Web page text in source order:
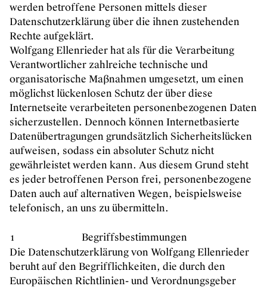
werden betroffene Personen mittels dieser
Datenschutzerklärung über die ihnen zustehenden
Rechte aufgeklärt.
Wolfgang Ellenrieder hat als für die Verarbeitung
Verantwortlicher zahlreiche technische und
organisatorische Maßnahmen umgesetzt, um einen
möglichst lückenlosen Schutz der über diese
Internetseite verarbeiteten personenbezogenen Daten
sicherzustellen. Dennoch können Internetbasierte
Datenübertragungen grundsätzlich Sicherheitslücken
aufweisen, sodass ein absoluter Schutz nicht
gewährleistet werden kann. Aus diesem Grund steht
es jeder betroffenen Person frei, personenbezogene
Daten auch auf alternativen Wegen, beispielsweise
telefonisch, an uns zu übermitteln.
1
Begriffsbestimmungen
Die Datenschutzerklärung von Wolfgang Ellenrieder
beruht auf den Begrifflichkeiten, die durch den
Europäischen Richtlinien- und Verordnungsgeber